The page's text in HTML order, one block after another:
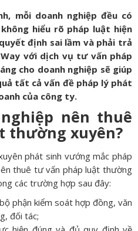
mỗi doanh nghiệp đều có
hiểu rõ pháp luật hiện
định sai lầm và phải trả
với dịch vụ tư vấn pháp
cho doanh nghiệp sẽ giúp
tất cả vấn đề pháp lý phát
của công ty.
nên thuê
thường xuyên?
phát sinh vướng mắc pháp
thuê tư vấn pháp luật thường
các trường hợp sau đây:
phận kiểm soát hợp đồng, văn
đối tác;